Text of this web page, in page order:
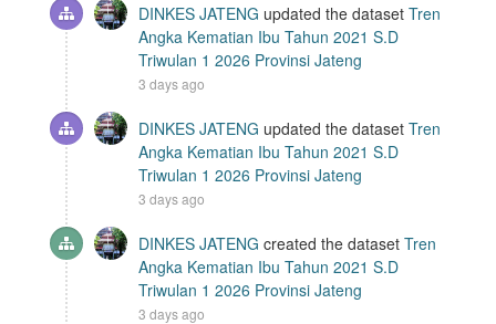
DINKES JATENG updated the dataset Tren
Angka Kematian Ibu Tahun 2021 S.D
Triwulan 1 2026 Provinsi Jateng
3 days ago
DINKES JATENG updated the dataset Tren
Angka Kematian Ibu Tahun 2021 S.D
Triwulan 1 2026 Provinsi Jateng
3 days ago
DINKES JATENG created the dataset Tren
Angka Kematian Ibu Tahun 2021 S.D
Triwulan 1 2026 Provinsi Jateng
3 days ago